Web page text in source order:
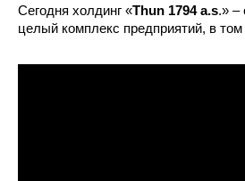
Сегодня холдинг «Thun 1794 a.s.» –
целый комплекс предприятий, в